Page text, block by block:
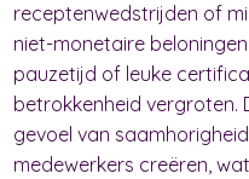
receptenwedstrijden of
niet-monetaire
pauzetijd of leuke
betrokkenheid vergroten.
gevoel van
medewerkers creëren,